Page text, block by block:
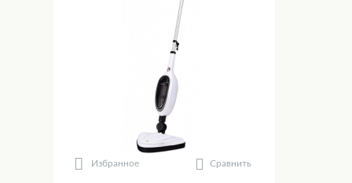
Избранное Сравнить